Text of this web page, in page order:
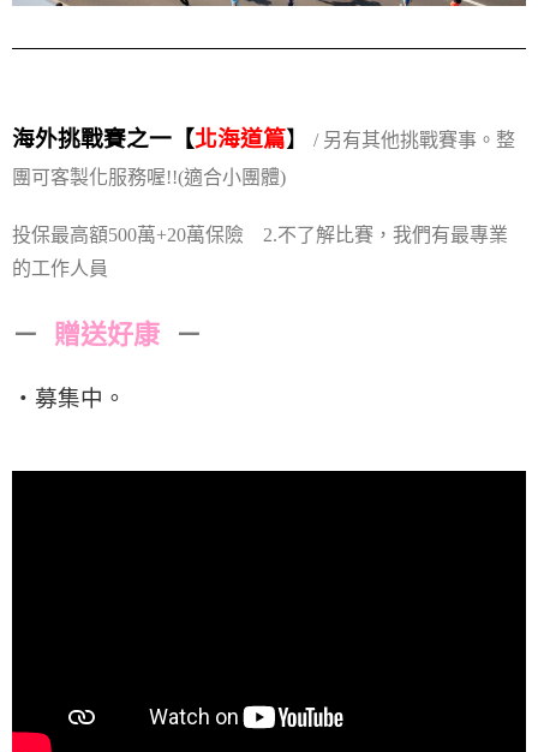
海外挑戰賽之一【北海道篇】
/ 另有其他挑戰賽事。整
團可客製化服務喔!!(適合小團體)
投保最高額500萬+20萬保險 2.不了解比賽，我們有最專業
的工作人員
－ 贈送好康 －
・募集中。